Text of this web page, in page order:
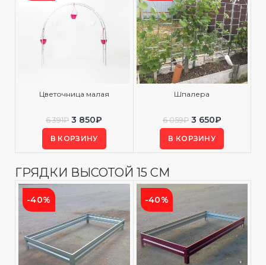
Цветочница малая
6 391₽ 3 850₽
В КОРЗИНУ
Шпалера
6 059₽ 3 650₽
В КОРЗИНУ
ГРЯДКИ ВЫСОТОЙ 15 СМ
-40% -40%